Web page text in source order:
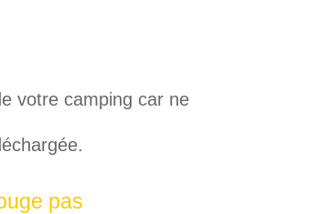
votre camping car ne
pas